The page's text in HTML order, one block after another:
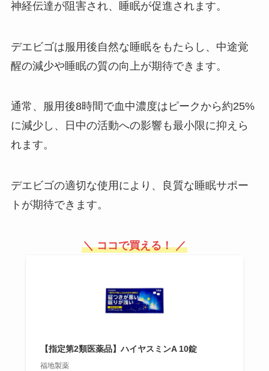
神経伝達が阻害され、睡眠が促進されます。
デエビゴは服用後自然な睡眠をもたらし、中途覚
醒の減少や睡眠の質の向上が期待できます。
通常、服用後8時間で血中濃度はピークから約25%
に減少し、日中の活動への影響も最小限に抑えら
れます。
デエビゴの適切な使用により、良質な睡眠サポー
トが期待できます。
＼ ココで買える！ ／
【指定第2類医薬品】ハイヤスミンA 10錠
福地製薬